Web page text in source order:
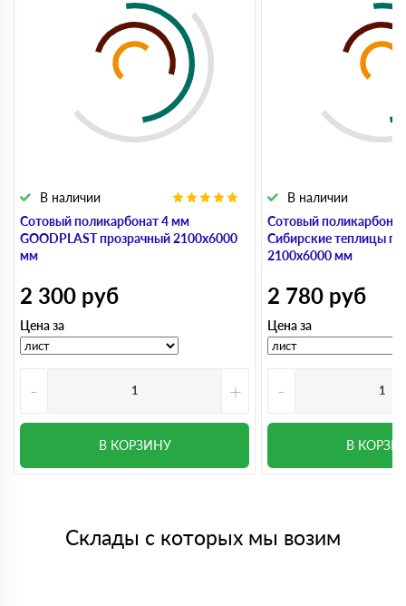
Сотовый поликарбонат 4 мм
GOODPLAST прозрачный 2100х6000
мм
В наличии
2 300 руб
Цена за
- +
В КОРЗИНУ
Сотовый
Сибирские теплицы
2100х6000 мм
В наличии
2 780 руб
Цена за
-
В
Склады с которых мы возим